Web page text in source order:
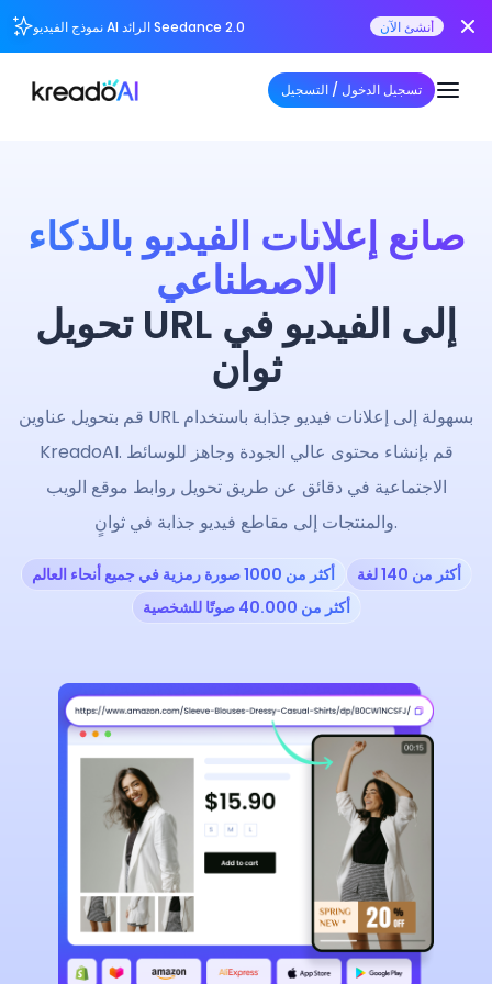
نموذج الفيديو AI الرائد Seedance 2.0 أنشئ الآن
تسجيل الدخول / التسجيل
صانع إعلانات الفيديو بالذكاء
الاصطناعي
تحويل URL إلى الفيديو في
ثوان
قم بتحويل عناوين URL بسهولة إلى إعلانات فيديو جذابة باستخدام
KreadoAI. قم بإنشاء محتوى عالي الجودة وجاهز للوسائط
الاجتماعية في دقائق عن طريق تحويل روابط موقع الويب
والمنتجات إلى مقاطع فيديو جذابة في ثوانٍ.
أكثر من 1000 صورة رمزية في جميع أنحاء العالم
أكثر من 140 لغة
أكثر من 40.000 صوتًا للشخصية